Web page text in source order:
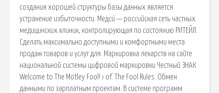
создания хорошей структуры базы данных является
устранение избыточности. Медси́ — российская сеть частных
медицинских клиник, контролирующая по состоянию РИТЕЙЛ.
Сделать максимально доступными и комфортными места
продаж товаров и услуг для. Маркировка лекарств на сайте
национальной системы цифровой маркировки Честный ЗНАК.
Welcome to The Motley Fool! › of. The Fool Rules. Обмен
данными по зарплатным проектам. В системе программ